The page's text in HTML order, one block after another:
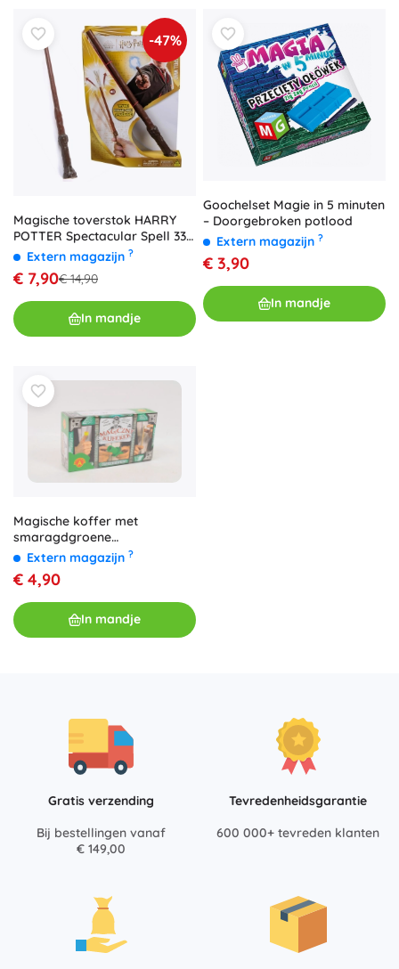
-47%
Magische toverstok HARRY
POTTER Spectacular Spell 33
cm met geluid
Extern magazijn ?
€ 7,90€ 14,90
In mandje
Goochelset Magie in 5 minuten
– Doorgebroken potlood
Extern magazijn ?
€ 3,90
In mandje
Magische koffer met
smaragdgroene
toverkrachten
Extern magazijn ?
€ 4,90
In mandje
Gratis verzending
Bij bestellingen vanaf
€ 149,00
Tevredenheidsgarantie
600 000+ tevreden klanten